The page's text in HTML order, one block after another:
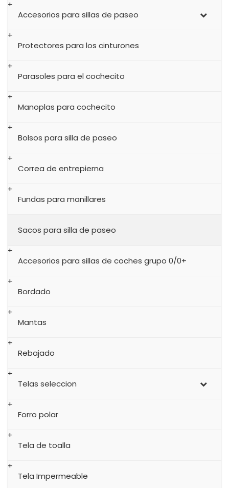
Accesorios para sillas de paseo
Protectores para los cinturones
Parasoles para el cochecito
Manoplas para cochecito
Bolsos para silla de paseo
Correa de entrepierna
Fundas para manillares
Sacos para silla de paseo
Accesorios para sillas de coches grupo 0/0+
Bordado
Mantas
Rebajado
Telas seleccion
Forro polar
Tela de toalla
Tela Impermeable